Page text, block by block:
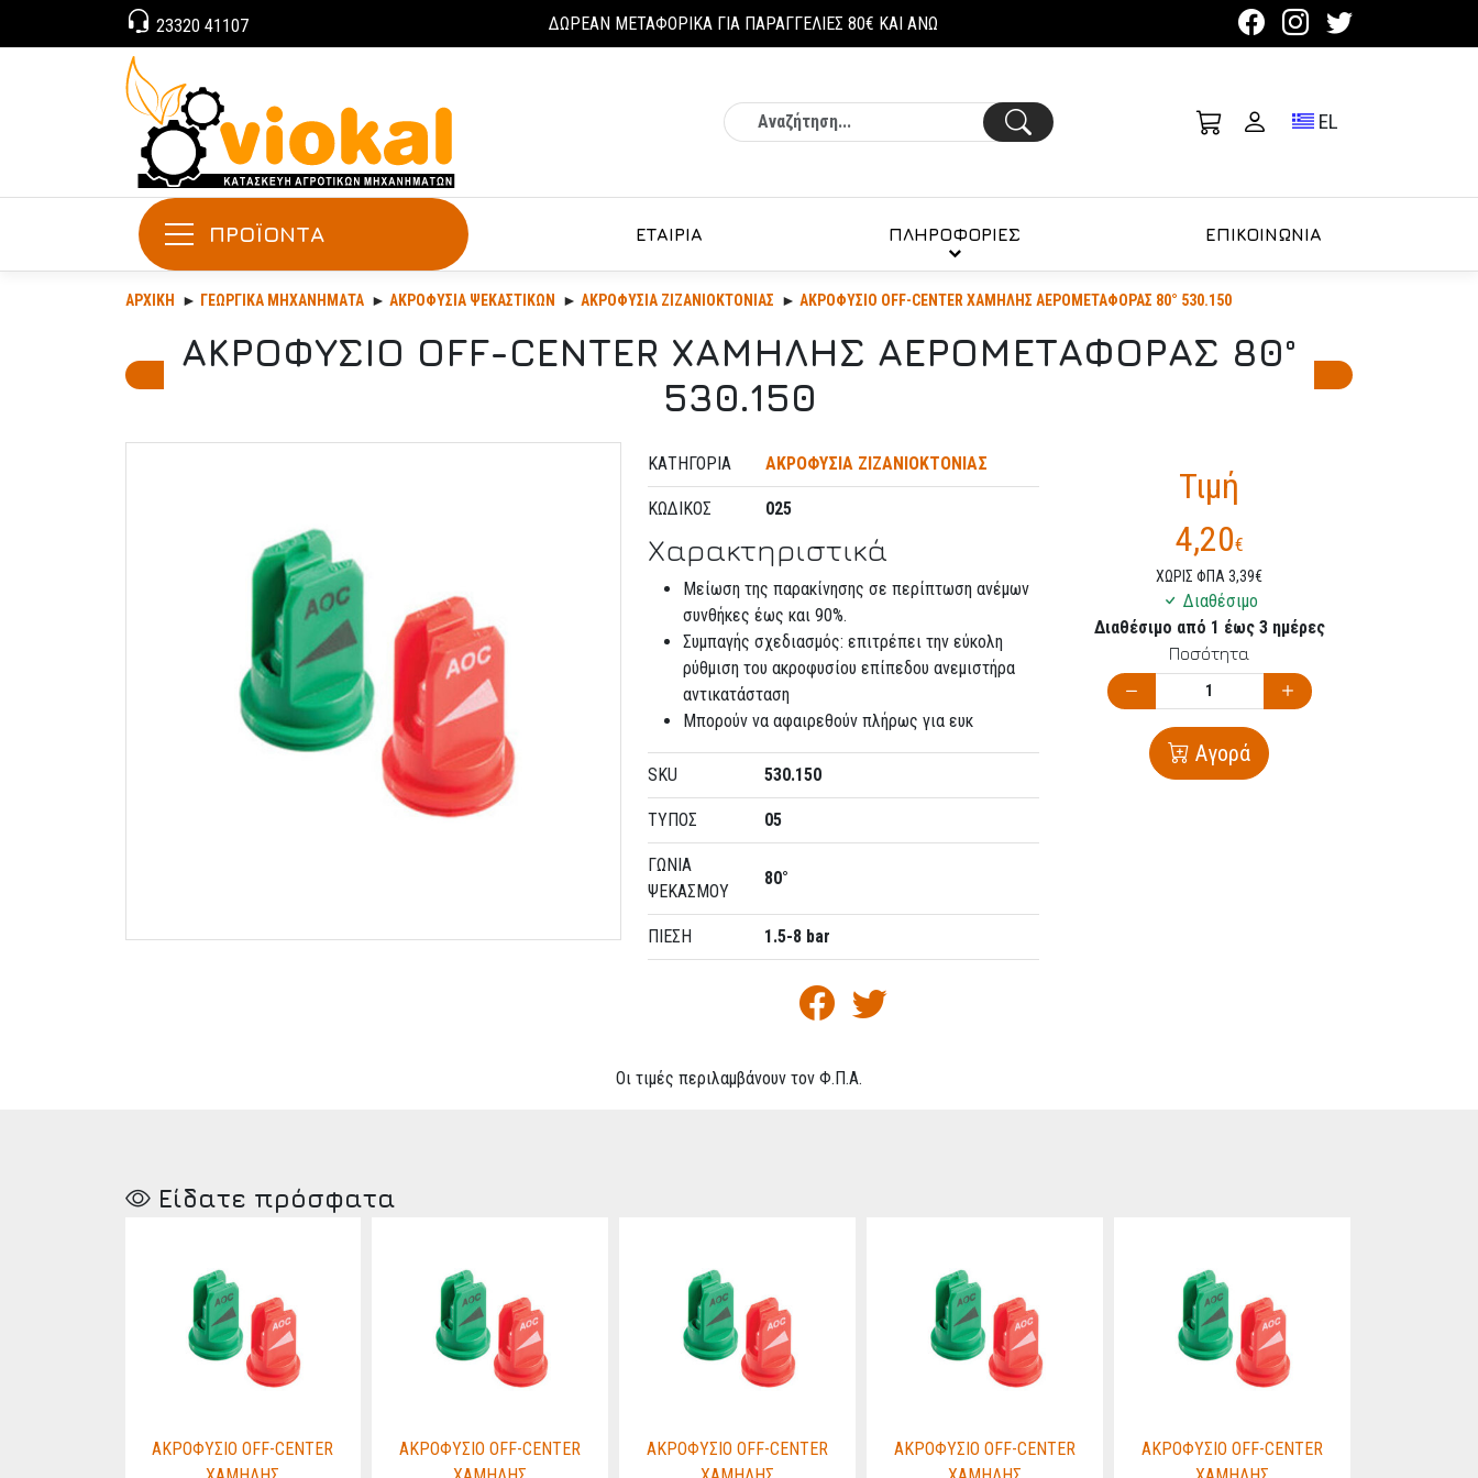
Toggle language
EL
23320 41107 ΔΩΡΕΑΝ ΜΕΤΑΦΟΡΙΚΑ ΓΙΑ ΠΑΡΑΓΓΕΛΙΕΣ 80€ ΚΑΙ ΑΝΩ
ΠΡΟΪΟΝΤΑ ΕΤΑΙΡΙΑ ΠΛΗΡΟΦΟΡΙΕΣ ΕΠΙΚΟΙΝΩΝΙΑ
ΑΡΧΙΚΉ ΓΕΩΡΓΙΚΆ ΜΗΧΑΝΉΜΑΤΑ ΑΚΡΟΦΎΣΙΑ ΨΕΚΑΣΤΙΚΏΝ ΑΚΡΟΦΥΣΙΑ ΖΙΖΑΝΙΟΚΤΟΝΙΑΣ ΑΚΡΟΦΥΣΙΟ OFF-CENTER ΧΑΜΗΛΗΣ ΑΕΡΟΜΕΤΑΦΟΡΑΣ 80° 530.150
ΑΚΡΟΦΥΣΙΟ OFF-CENTER ΧΑΜΗΛΗΣ ΑΕΡΟΜΕΤΑΦΟΡΑΣ 80°
530.150
ΚΑΤΗΓΟΡΊΑ ΑΚΡΟΦΥΣΙΑ ΖΙΖΑΝΙΟΚΤΟΝΙΑΣ
ΚΩΔΙΚΌΣ 025
Χαρακτηριστικά
Μείωση της παρακίνησης σε περίπτωση ανέμων
συνθήκες έως και 90%.
Συμπαγής σχεδιασμός: επιτρέπει την εύκολη
ρύθμιση του ακροφυσίου επίπεδου ανεμιστήρα
αντικατάσταση
Μπορούν να αφαιρεθούν πλήρως για ευκ
SKU 530.150
ΤΥΠΟΣ 05
ΓΩΝΙΑ
ΨΕΚΑΣΜΟΥ
80°
ΠΙΕΣΗ 1.5-8 bar
Τιμή
4,20€
ΧΩΡΙΣ ΦΠΑ 3,39€
Διαθέσιμο
Διαθέσιμο από 1 έως 3 ημέρες
Ποσότητα
Αγορά
Οι τιμές περιλαμβάνουν τον Φ.Π.Α.
Είδατε πρόσφατα
ΑΚΡΟΦΥΣΙΟ OFF-CENTER
ΑΚΡΟΦΥΣΙΟ OFF-CENTER
ΑΚΡΟΦΥΣΙΟ OFF-CENTER
ΑΚΡΟΦΥΣΙΟ OFF-CENTER
ΑΚΡΟΦΥΣΙΟ OFF-CENTER